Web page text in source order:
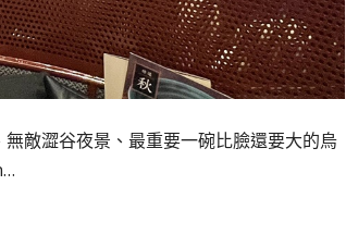
敵澀谷夜景、最重要一碗比臉還要大的烏